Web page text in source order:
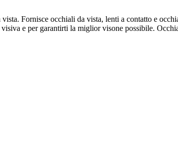
Fornisce occhiali da vista, lenti a contatto e
e per garantirti la miglior visone possibile.